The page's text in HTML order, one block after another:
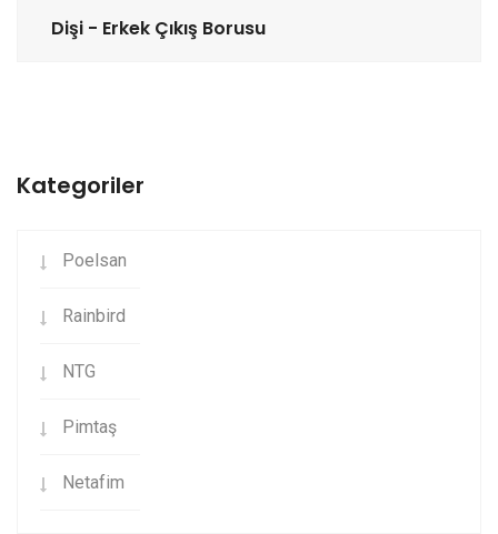
Dişi - Erkek Çıkış Borusu
Kategoriler
Poelsan
Rainbird
NTG
Pimtaş
Netafim